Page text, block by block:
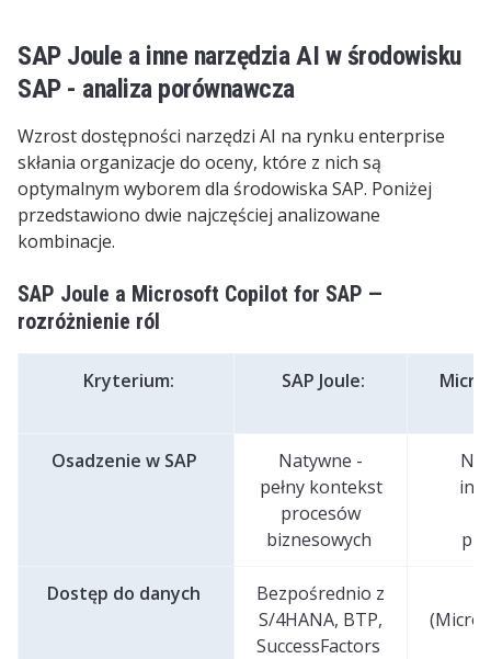
SAP Joule a inne narzędzia AI w środowisku
SAP - analiza porównawcza
Wzrost dostępności narzędzi AI na rynku enterprise
skłania organizacje do oceny, które z nich są
optymalnym wyborem dla środowiska SAP. Poniżej
przedstawiono dwie najczęściej analizowane
kombinacje.
SAP Joule a Microsoft Copilot for SAP —
rozróżnienie ról
Kryterium: SAP Joule:
Osadzenie w SAP
Natywne -
pełny kontekst
procesów
biznesowych
Dostęp do danych
Bezpośrednio z
S/4HANA, BTP,
SuccessFactors